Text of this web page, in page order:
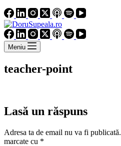
Meniu
teacher-point
Lasă un răspuns
Adresa ta de email nu va fi publicată.
marcate cu *